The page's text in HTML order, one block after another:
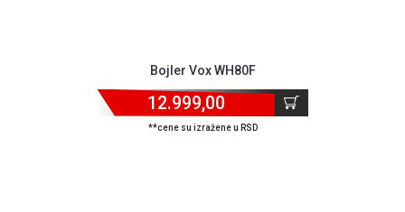
Bojler Vox WH80F
12.999,00
**cene su izražene u RSD